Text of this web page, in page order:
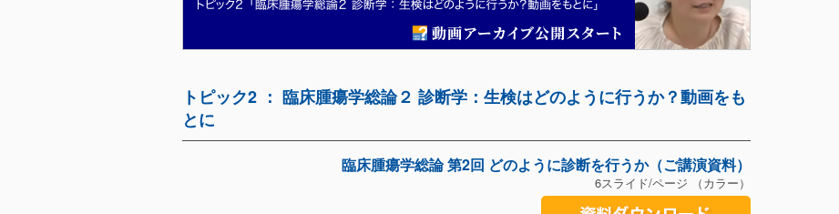
トピック2 ： 臨床腫瘍学総論２ 診断学：生検はどのように行うか？動画をも
とに
臨床腫瘍学総論 第2回 どのように診断を行うか（ご講演資料）
6スライド/ページ （カラー）